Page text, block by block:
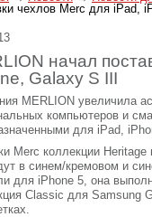
чехлов Merc для iPad,
начал
Galaxy S III
MERLION увеличила
компьютеров и
для iPad,
Merc коллекции
в синем/кремовом и
для iPhone 5, она
Classic для Samsung